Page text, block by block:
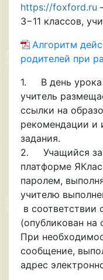
https://foxford.ru
3−11 классов,
Алгоритм
родителей при
1. В день урока
учитель
ссылки на
рекомендации и
задания.
2. Учащийся
платформе
паролем,
учителю
в
(опубликован на
При
сообщение,
адрес